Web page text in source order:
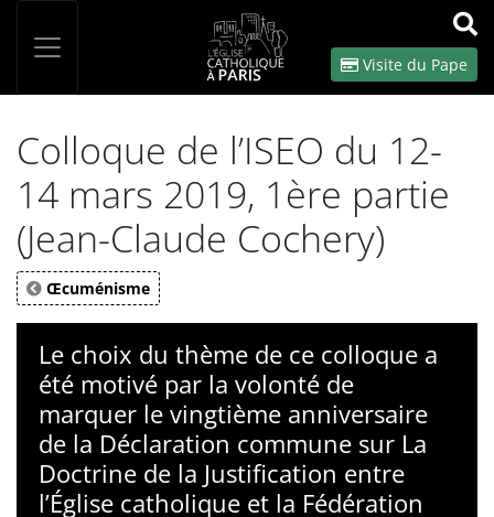
OK
Visite du Pape
Colloque de l’ISEO du 12-
14 mars 2019, 1ère partie
(Jean-Claude Cochery)
Œcuménisme
Le choix du thème de ce colloque a
été motivé par la volonté de
marquer le vingtième anniversaire
de la Déclaration commune sur La
Doctrine de la Justification entre
l’Église catholique et la Fédération
Panneau de gestion des cookies